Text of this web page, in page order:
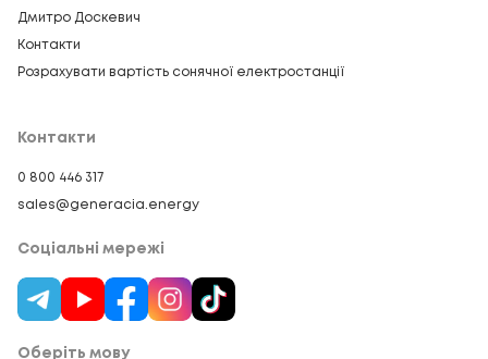
Дмитро Доскевич
Контакти
Розрахувати вартість сонячної електростанції
Контакти
0 800 446 317
sales@generacia.energy
Соціальні мережі
Оберіть мову